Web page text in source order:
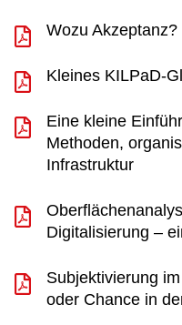
Wozu
Kleines KILPaD-
Eine kleine
Methoden,
Infrastruktur
Digitalisierung –
Subjektivierung
oder Chance in